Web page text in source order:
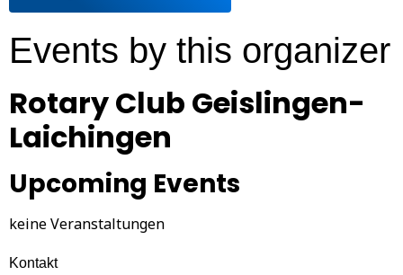
Events by this organizer
Rotary Club Geislingen-
Laichingen
Upcoming Events
keine Veranstaltungen
Kontakt